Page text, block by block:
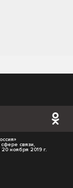
связи,
ноября 2019 г.